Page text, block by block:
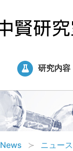
研究内容
News ニュース